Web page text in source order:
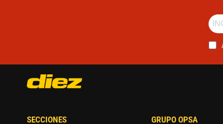
SECCIONES GRUPO OPSA